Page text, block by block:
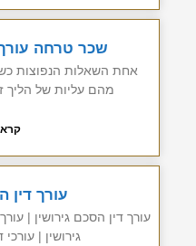
שכר טרחה עורך
אחת השאלות הנפוצות
מהם עליות של הליך
קרא
עורך דין
עורך דין הסכם גירושין |
גירושין | עורכי